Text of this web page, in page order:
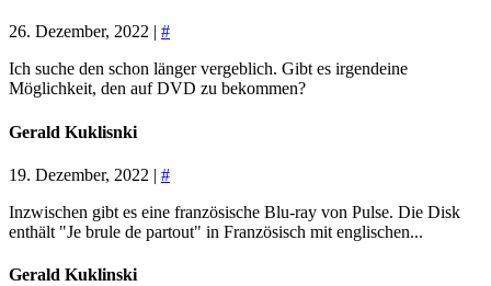
26. Dezember, 2022 | #
Ich suche den schon länger vergeblich. Gibt es irgendeine
Möglichkeit, den auf DVD zu bekommen?
Gerald Kuklisnki
19. Dezember, 2022 | #
Inzwischen gibt es eine französische Blu-ray von Pulse. Die Disk
enthält "Je brule de partout" in Französisch mit englischen...
Gerald Kuklinski